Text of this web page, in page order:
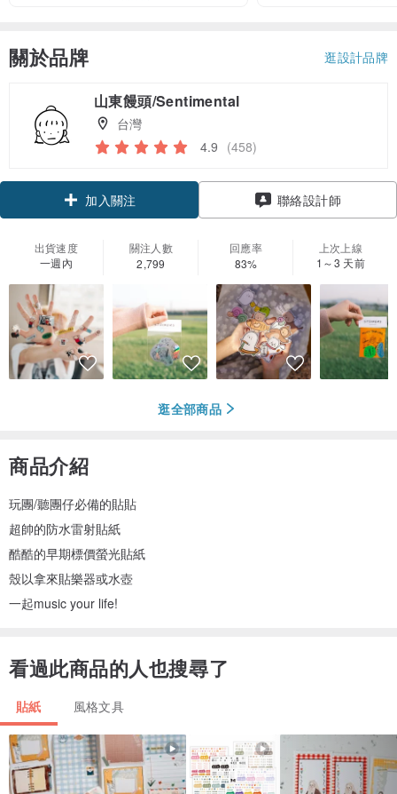
關於品牌 逛設計品牌
山東饅頭/Sentimental
台灣
4.9 (458)
加入關注 聯絡設計師
出貨速度
一週內
關注人數
2,799
回應率
83%
上次上線
1～3 天前
逛全部商品
商品介紹
玩團/聽團仔必備的貼貼
超帥的防水雷射貼紙
酷酷的早期標價螢光貼紙
殼以拿來貼樂器或水壺
一起music your life!
看過此商品的人也搜尋了
貼紙 風格文具